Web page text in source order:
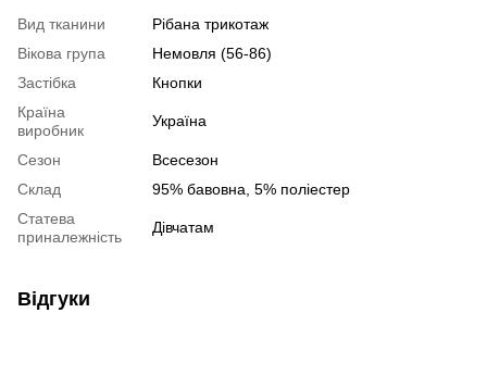
Вид тканини
Рібана трикотаж
Вікова група
Немовля (56-86)
Застібка
Кнопки
Країна
виробник
Україна
Сезон
Всесезон
Склад
95% бавовна, 5% поліестер
Статева
приналежність
Дівчатам
Відгуки